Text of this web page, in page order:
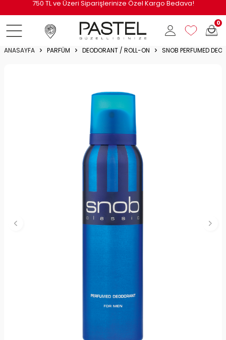
750 TL ve Üzeri Siparişlerinize Özel Kargo Bedava!
0
ANASAYFA PARFÜM DEODORANT / ROLL-ON SNOB PERFUMED